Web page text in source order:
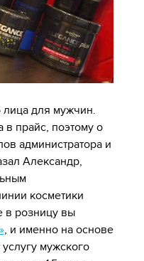
лица для мужчин.
в прайс, поэтому о
администратора и
Александр,
косметики
в розницу вы
, и именно на основе
мужского